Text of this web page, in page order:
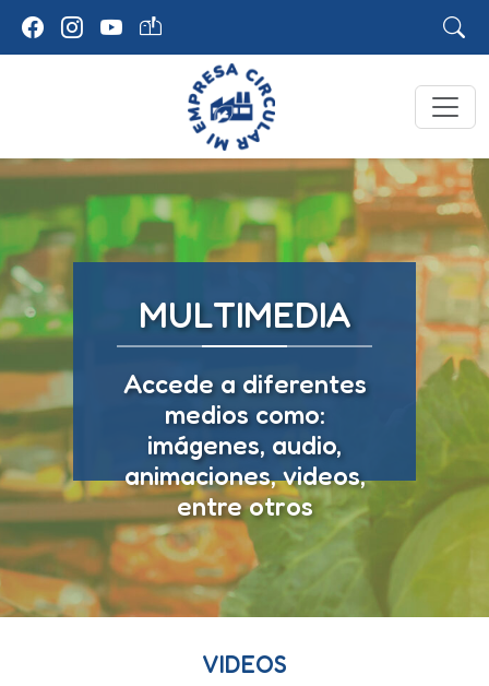
MULTIMEDIA
Accede a diferentes
medios como:
imágenes, audio,
animaciones, videos,
entre otros
VIDEOS